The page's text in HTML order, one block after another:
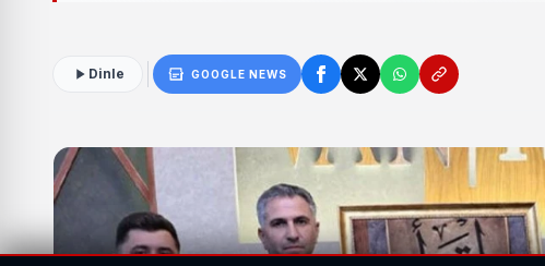
Dinle GOOGLE NEWS